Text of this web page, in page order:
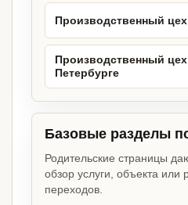
Производственный
Производственный
Петербурге
Базовые разделы
Родительские страницы
обзор услуги, объекта или
переходов.